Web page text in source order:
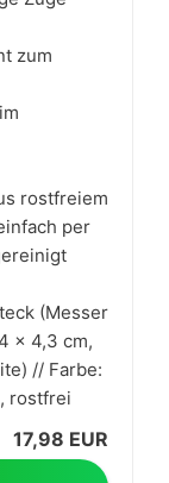
zum
rostfreiem
per
(Messer
x 4,3 cm,
// Farbe:
rostfrei
17,98 EUR